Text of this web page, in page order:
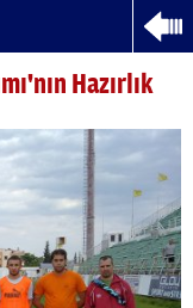
Hazırlık